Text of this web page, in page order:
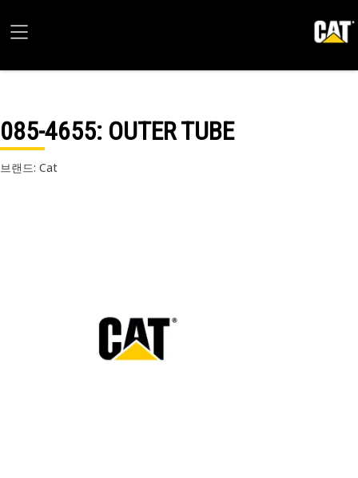
085-4655: OUTER TUBE
브랜드: Cat